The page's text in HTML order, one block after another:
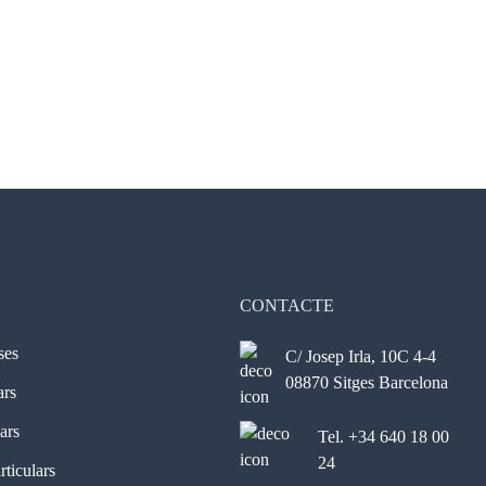
CONTACTE
C/ Josep Irla, 10C 4-4
08870 Sitges Barcelona
Tel. +34 640 18 00
24